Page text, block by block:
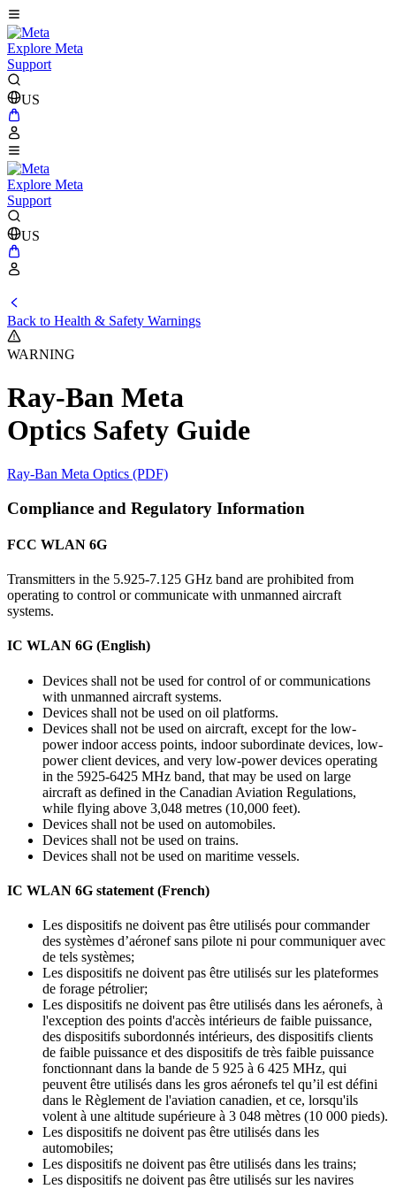
Explore Meta
Support
US
Explore Meta
Support
US
Back to Health & Safety Warnings
WARNING
Ray-Ban Meta
Optics Safety Guide
Ray-Ban Meta Optics (PDF)
Compliance and Regulatory Information
FCC WLAN 6G
Transmitters in the 5.925-7.125 GHz band are prohibited from
operating to control or communicate with unmanned aircraft
systems.
IC WLAN 6G (English)
Devices shall not be used for control of or communications
with unmanned aircraft systems.
Devices shall not be used on oil platforms.
Devices shall not be used on aircraft, except for the low-
power indoor access points, indoor subordinate devices, low-
power client devices, and very low-power devices operating
in the 5925-6425 MHz band, that may be used on large
aircraft as defined in the Canadian Aviation Regulations,
while flying above 3,048 metres (10,000 feet).
Devices shall not be used on automobiles.
Devices shall not be used on trains.
Devices shall not be used on maritime vessels.
IC WLAN 6G statement (French)
Les dispositifs ne doivent pas être utilisés pour commander
des systèmes d’aéronef sans pilote ni pour communiquer avec
de tels systèmes;
Les dispositifs ne doivent pas être utilisés sur les plateformes
de forage pétrolier;
Les dispositifs ne doivent pas être utilisés dans les aéronefs, à
l'exception des points d'accès intérieurs de faible puissance,
des dispositifs subordonnés intérieurs, des dispositifs clients
de faible puissance et des dispositifs de très faible puissance
fonctionnant dans la bande de 5 925 à 6 425 MHz, qui
peuvent être utilisés dans les gros aéronefs tel qu’il est défini
dans le Règlement de l'aviation canadien, et ce, lorsqu'ils
volent à une altitude supérieure à 3 048 mètres (10 000 pieds).
Les dispositifs ne doivent pas être utilisés dans les
automobiles;
Les dispositifs ne doivent pas être utilisés dans les trains;
Les dispositifs ne doivent pas être utilisés sur les navires